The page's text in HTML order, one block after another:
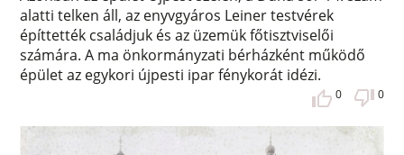
alatti telken áll, az enyvgyáros Leiner testvérek
építtették családjuk és az üzemük főtisztviselői
számára. A ma önkormányzati bérházként működő
épület az egykori újpesti ipar fénykorát idézi.
0 0